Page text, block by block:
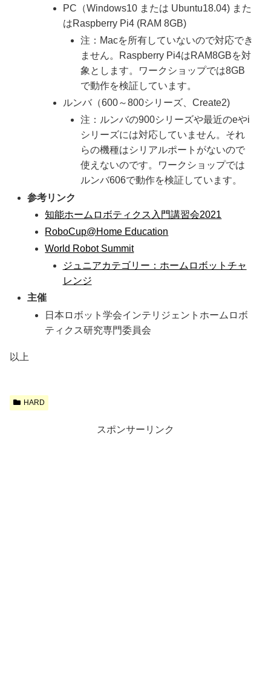
PC（Windows10 または Ubuntu18.04) また
はRaspberry Pi4 (RAM 8GB)
注：Macを所有していないので対応でき
ません。Raspberry Pi4はRAM8GBを対
象とします。ワークショップでは8GB
で動作を検証しています。
ルンバ（600～800シリーズ、Create2)
注：ルンバの900シリーズや最近のeやi
シリーズには対応していません。それ
らの機種はシリアルポートがないので
使えないのです。ワークショップでは
ルンバ606で動作を検証しています。
参考リンク
知能ホームロボティクス入門講習会2021
RoboCup@Home Education
World Robot Summit
ジュニアカテゴリー：ホームロボットチャ
レンジ
主催
日本ロボット学会インテリジェントホームロボ
ティクス研究専門委員会
以上
HARD
スポンサーリンク